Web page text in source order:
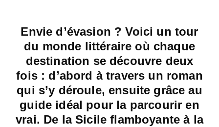
Envie d’évasion ? Voici un tour
du monde littéraire où chaque
destination se découvre deux
fois : d’abord à travers un roman
qui s’y déroule, ensuite grâce au
guide idéal pour la parcourir en
vrai. De la Sicile flamboyante à la